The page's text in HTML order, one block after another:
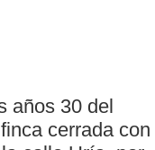
años 30 del
cerrada con